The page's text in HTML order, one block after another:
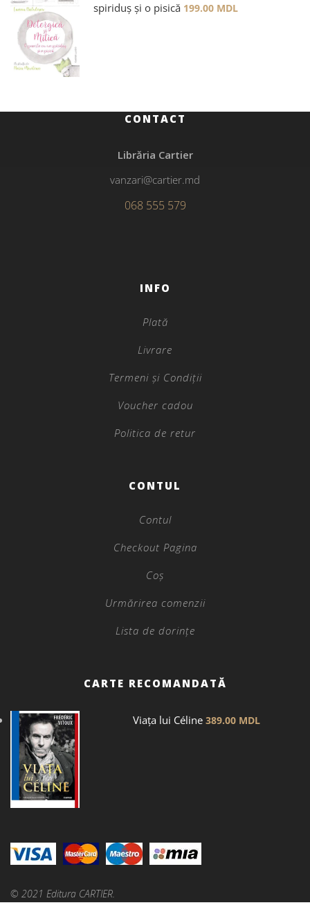
spiriduș și o pisică 199.00 MDL
CONTACT
Librăria Cartier
vanzari@cartier.md
068 555 579
INFO
Plată
Livrare
Termeni și Condiții
Voucher cadou
Politica de retur
CONTUL
Contul
Checkout Pagina
Coș
Urmărirea comenzii
Lista de dorințe
CARTE RECOMANDATĂ
Viața lui Céline 389.00 MDL
© 2021 Editura CARTIER.